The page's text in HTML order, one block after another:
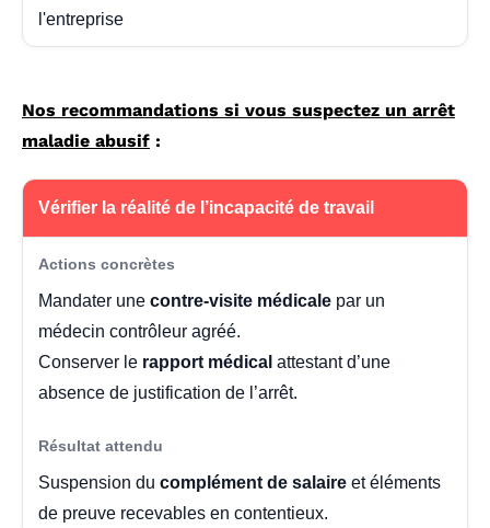
l'entreprise
Nos recommandations si vous suspectez un arrêt
maladie abusif :
Vérifier la réalité de l’incapacité de travail
Mandater une contre-visite médicale par un
médecin contrôleur agréé.
Conserver le rapport médical attestant d’une
absence de justification de l’arrêt.
Suspension du complément de salaire et éléments
de preuve recevables en contentieux.